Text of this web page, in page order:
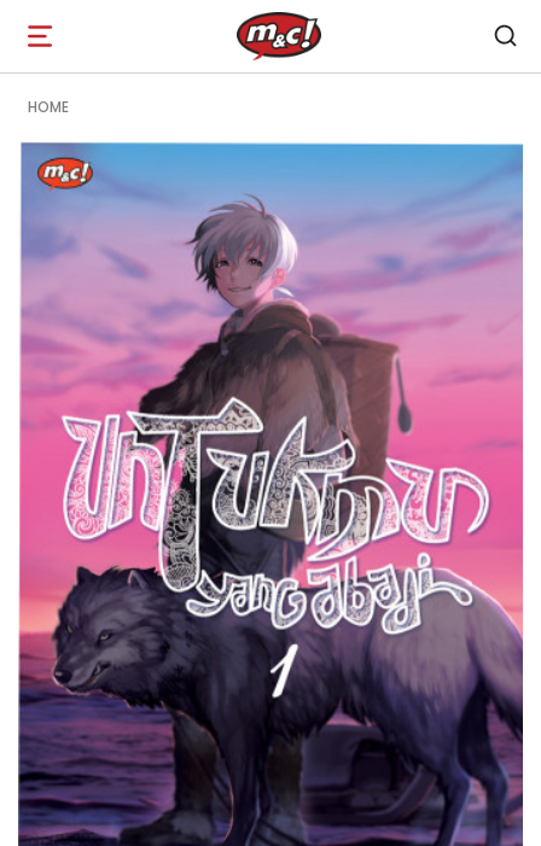
Open
navigation
HOME